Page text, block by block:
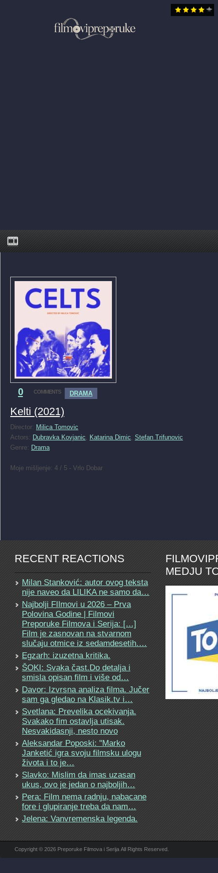
0 COMMENTS DRAMA
Kelti (2021)
Director: Milica Tomovic
Actors: Dubravka Kovjanic, Katarina Dimic, Stefan Trifunovic
Genre: Drama
Moje mišljenje: 4 / 5 - Vrlo Dobar
RECENT REACTIONS
Milan Stanković: autor ovog teksta
nije naveo da LILIKA ne samo da…
Najbolji FIlmovi u 2026 – Prva
Polovina Godine | Filmovi
Preporuke Filmova i Serija: […]
Film je zasnovan na stvarnom
slučaju otmice iz sedamdesetih.…
Egzarh: izuzetna kritika.
ŠOKI: Svaka čast.Do detalja i
smisla opisan film i više od…
Davor: Izvrsna analiza filma. Jučer
sam ga gledao na Klasik.tv i…
Svetlana: Prevelika ocekivanja.
Svakako fim ostavlja utisak.
Nesvakidasnji, nesto novo
Aleksandar Poposki: "Marko
Janketić igra svoju filmsku ulogu
života i to je…
Slavko: Mislim da imas uzasan
ukus, ovo je jedan o najboljih…
Pera: Film nema radnju, nabacane
fore i glupiranje treba da nam…
Jelena: Vanvremenska legenda.
MEDJU
Copyright © 2026 Preporuke Filmova i Serija All Rights Reserved.